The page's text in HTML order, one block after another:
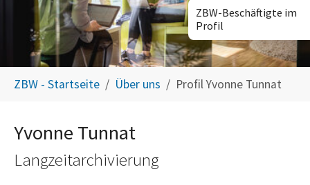
ZBW-Beschäftigte im
Profil
ZBW - Startseite Über uns Profil Yvonne Tunnat
Yvonne Tunnat
Langzeitarchivierung